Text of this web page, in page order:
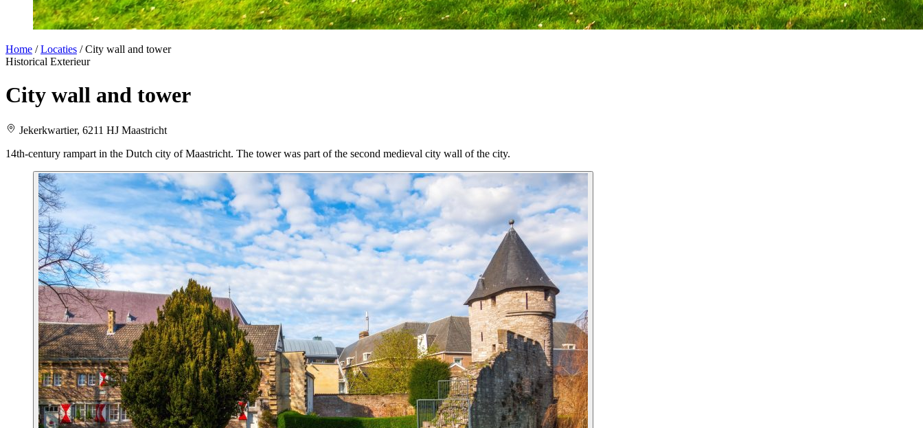
Home / Locaties / City wall and tower
Historical Exterieur
City wall and tower
Jekerkwartier, 6211 HJ Maastricht
14th-century rampart in the Dutch city of Maastricht. The tower was part of the second medieval city wall of the city.